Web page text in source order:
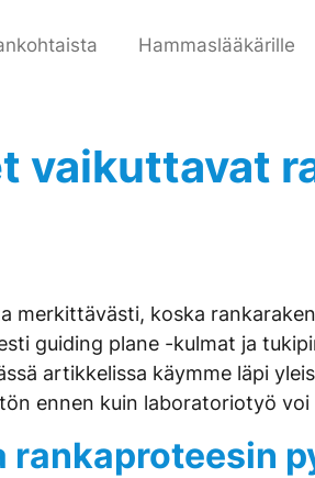
Hammaslääkärille
vaikuttavat
koska
guiding plane -kulmat ja
artikkelissa käymme läpi
ennen kuin laboratoriotyö voi